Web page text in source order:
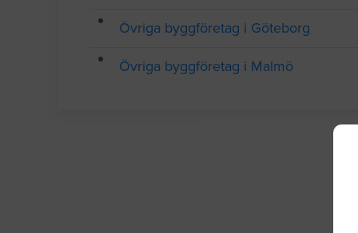
Övriga byggföretag i Göteborg
Övriga byggföretag i Malmö